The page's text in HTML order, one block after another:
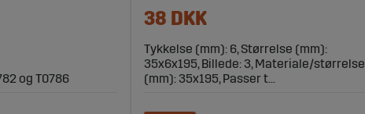
og T0786
38 DKK
Tykkelse (mm): 6, Størrelse (mm):
35x6x195, Billede: 3, Materiale/størrelse
(mm): 35x195, Passer t...